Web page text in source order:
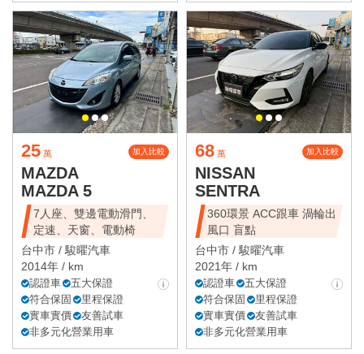
25 萬 加入比較
MAZDA
MAZDA 5
7人座、雙邊電動滑門、
定速、天窗、電動椅
台中市 /駿曜汽車
2014年 / km
認證車
五大保證
符合保固
里程保證
實車實價
友善試車
非多元化營業用車
68 萬 加入比較
NISSAN
SENTRA
360環景 ACC跟車 渦輪出
風口 盲點
台中市 /駿曜汽車
2021年 / km
認證車
五大保證
符合保固
里程保證
實車實價
友善試車
非多元化營業用車